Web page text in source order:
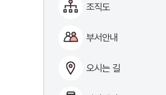
조직도
부서안내
오시는 길